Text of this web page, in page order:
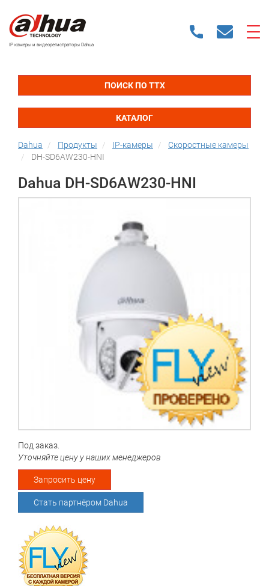
IP камеры и видеорегистраторы Dahua
ПОИСК ПО ТТХ
КАТАЛОГ
Dahua Продукты IP-камеры
Скоростные камеры
DH-SD6AW230-HNI
Dahua DH-SD6AW230-HNI
Под заказ.
Уточняйте цену у наших менеджеров
Запросить цену
Стать партнёром Dahua